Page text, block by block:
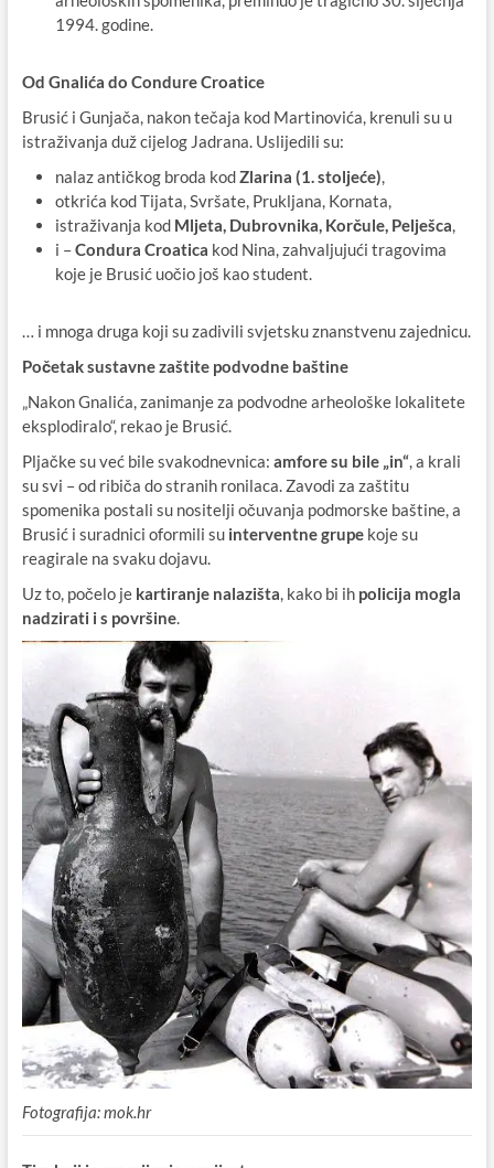
1994. godine.
Od Gnalića do Condure Croatice
Brusić i Gunjača, nakon tečaja kod Martinovića, krenuli su u
istraživanja duž cijelog Jadrana. Uslijedili su:
nalaz antičkog broda kodZlarina (1. stoljeće)
otkrića kod Tijata, Svršate, Prukljana, Kornata,
istraživanja kod Mljeta, Dubrovnika, Korčule, Pelješca
i –Condura Croatica kod Nina, zahvaljujući tragovima
koje je Brusić uočio još kao student.
… i mnoga druga koji su zadivili svjetsku znanstvenu zajednicu.
Početak sustavne zaštite podvodne baštine
„Nakon Gnalića, zanimanje za podvodne arheološke lokalitete
eksplodiralo“, rekao je Brusić.
Pljačke su već bile svakodnevnica: amfore su bile „in“, a krali
su svi – od ribiča do stranih ronilaca. Zavodi za zaštitu
spomenika postali su nositelji očuvanja podmorske baštine, a
Brusić i suradnici oformili su interventne grupekoje su
reagirale na svaku dojavu.
Uz to, počelo je kartiranje nalazišta , kako bi ih policija mogla
nadzirati i s površine.
Fotografija: mok.hr